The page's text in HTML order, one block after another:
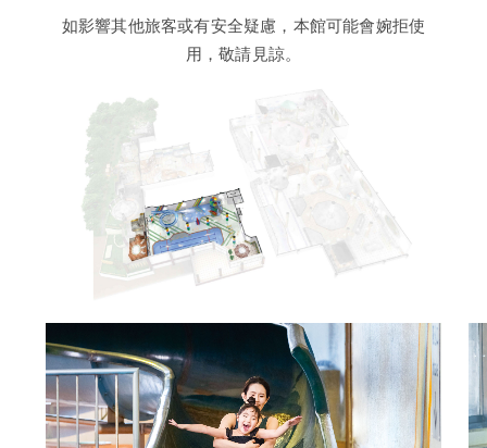
如影響其他旅客或有安全疑慮，本館可能會婉拒使
用，敬請見諒。